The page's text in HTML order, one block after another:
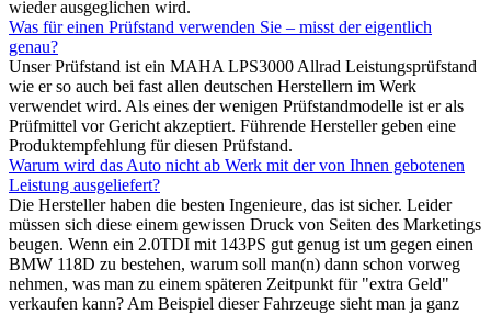
wieder ausgeglichen wird.
Was für einen Prüfstand verwenden Sie – misst der eigentlich
genau?
Unser Prüfstand ist ein MAHA LPS3000 Allrad Leistungsprüfstand
wie er so auch bei fast allen deutschen Herstellern im Werk
verwendet wird. Als eines der wenigen Prüfstandmodelle ist er als
Prüfmittel vor Gericht akzeptiert. Führende Hersteller geben eine
Produktempfehlung für diesen Prüfstand.
Warum wird das Auto nicht ab Werk mit der von Ihnen gebotenen
Leistung ausgeliefert?
Die Hersteller haben die besten Ingenieure, das ist sicher. Leider
müssen sich diese einem gewissen Druck von Seiten des Marketings
beugen. Wenn ein 2.0TDI mit 143PS gut genug ist um gegen einen
BMW 118D zu bestehen, warum soll man(n) dann schon vorweg
nehmen, was man zu einem späteren Zeitpunkt für "extra Geld"
verkaufen kann? Am Beispiel dieser Fahrzeuge sieht man ja ganz